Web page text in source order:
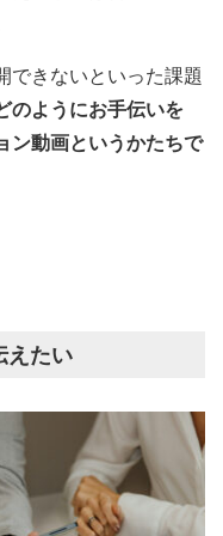
できないといった課題
のようにお手伝いを
ン動画というかたちで
えたい